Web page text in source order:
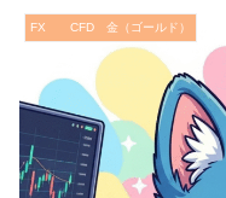
FX CFD 金（ゴールド）